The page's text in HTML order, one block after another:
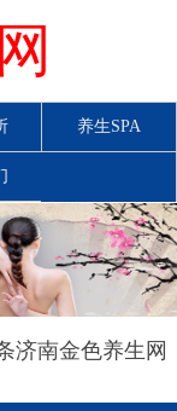
养生SPA
济南金色养生网